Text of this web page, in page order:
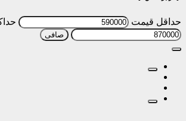
حداقل قیمت
صافی